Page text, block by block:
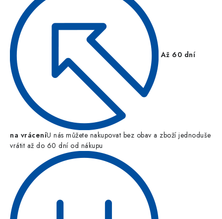
Až 60 dní
na vráceníU nás můžete nakupovat bez obav a zboží jednoduše
vrátit až do 60 dní od nákupu